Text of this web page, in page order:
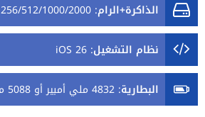
الذاكرة+الرام: 256/512/1000/2000 + 12 جيجابايت
نظام التشغيل:
iOS 26
البطارية: 4832 ملي أمبير أو 5088 ملي أمبير